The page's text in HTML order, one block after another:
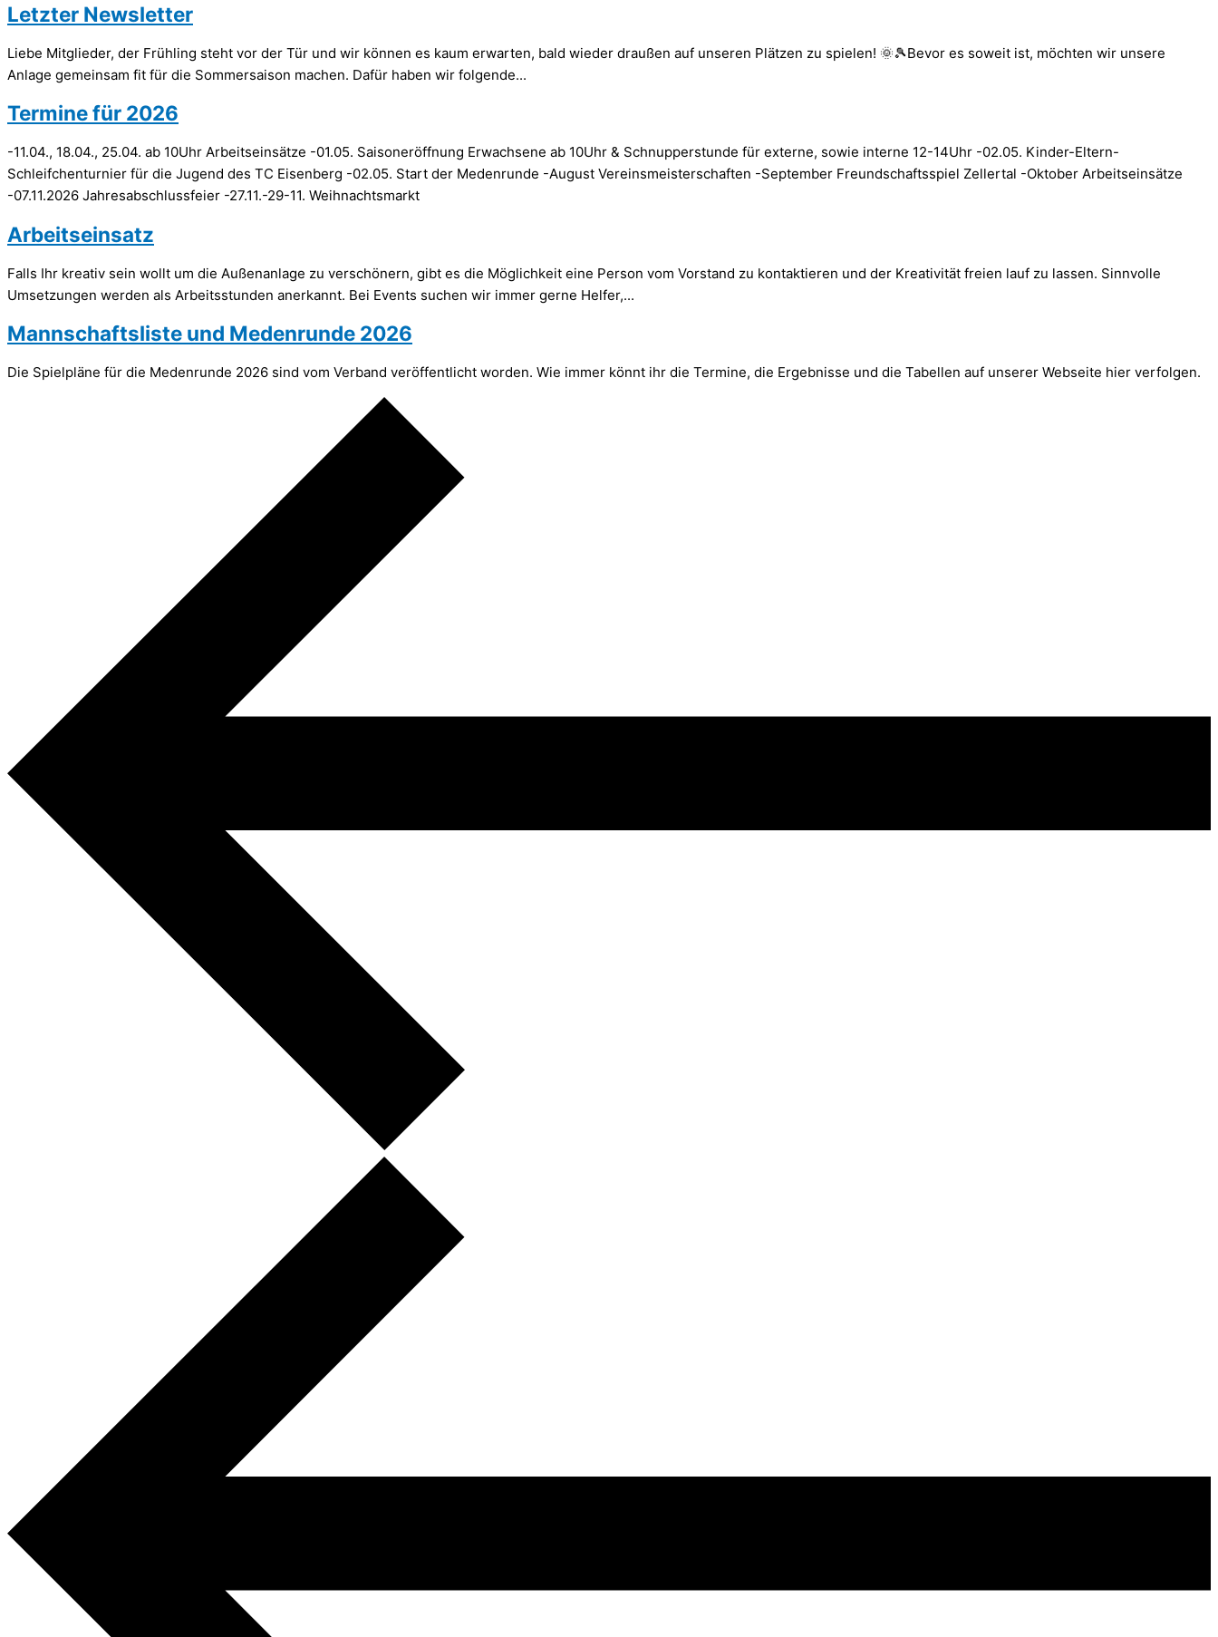
Letzter Newsletter
Liebe Mitglieder, der Frühling steht vor der Tür und wir können es kaum erwarten, bald wieder draußen auf unseren Plätzen zu spielen! 🌞🎾Bevor es soweit ist, möchten wir unsere
Anlage gemeinsam fit für die Sommersaison machen. Dafür haben wir folgende...
Termine für 2026
-11.04., 18.04., 25.04. ab 10Uhr Arbeitseinsätze -01.05. Saisoneröffnung Erwachsene ab 10Uhr & Schnupperstunde für externe, sowie interne 12-14Uhr -02.05. Kinder-Eltern-
Schleifchenturnier für die Jugend des TC Eisenberg -02.05. Start der Medenrunde -August Vereinsmeisterschaften -September Freundschaftsspiel Zellertal -Oktober Arbeitseinsätze
-07.11.2026 Jahresabschlussfeier -27.11.-29-11. Weihnachtsmarkt
Arbeitseinsatz
Falls Ihr kreativ sein wollt um die Außenanlage zu verschönern, gibt es die Möglichkeit eine Person vom Vorstand zu kontaktieren und der Kreativität freien lauf zu lassen. Sinnvolle
Umsetzungen werden als Arbeitsstunden anerkannt. Bei Events suchen wir immer gerne Helfer,...
Mannschaftsliste und Medenrunde 2026
Die Spielpläne für die Medenrunde 2026 sind vom Verband veröffentlicht worden. Wie immer könnt ihr die Termine, die Ergebnisse und die Tabellen auf unserer Webseite hier verfolgen.